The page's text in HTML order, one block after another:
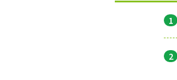
1
2